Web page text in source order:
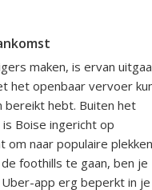
maken, is ervan
het openbaar vervoer
bereikt hebt. Buiten het
Boise ingericht op
om naar populaire plekken
foothills te gaan, ben je
app erg beperkt in je